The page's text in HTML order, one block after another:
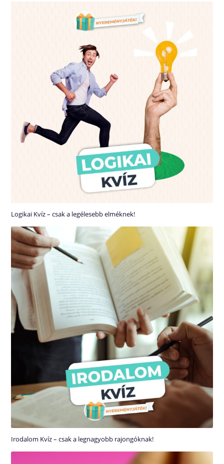
Logikai Kvíz – csak a legélesebb elméknek!
Irodalom Kvíz – csak a legnagyobb rajongóknak!